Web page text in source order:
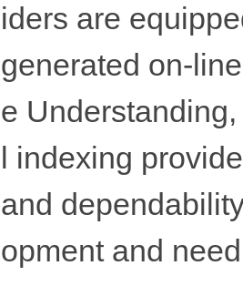
iders are
generated on-
e
l indexing
and
opment and